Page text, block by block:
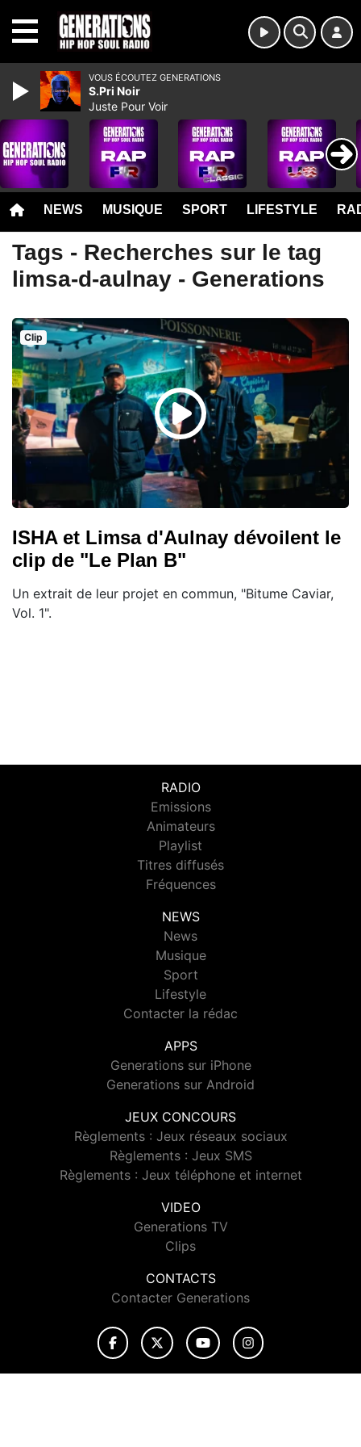
NEWS MUSIQUE SPORT LIFESTYLE
Tags - Recherches sur le tag
limsa-d-aulnay - Generations
Clip
ISHA et Limsa d'Aulnay dévoilent le
clip de "Le Plan B"
Un extrait de leur projet en commun, "Bitume Caviar,
Vol. 1".
RADIO
Emissions
Animateurs
Playlist
Titres diffusés
Fréquences
NEWS
News
Musique
Sport
Lifestyle
Contacter la rédac
APPS
Generations sur iPhone
Generations sur Android
JEUX CONCOURS
Règlements : Jeux réseaux sociaux
Règlements : Jeux SMS
Règlements : Jeux téléphone et internet
VIDEO
Generations TV
Clips
CONTACTS
Contacter Generations
VOUS ÉCOUTEZ GENERATIONS
S.Pri Noir
Juste Pour Voir